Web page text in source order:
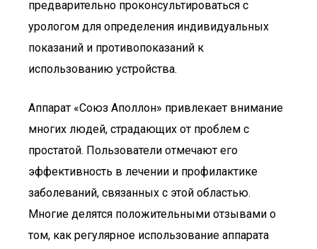
предварительно проконсультироваться с
урологом для определения индивидуальных
показаний и противопоказаний к
использованию устройства.
Аппарат «Союз Аполлон» привлекает внимание
многих людей, страдающих от проблем с
простатой. Пользователи отмечают его
эффективность в лечении и профилактике
заболеваний, связанных с этой областью.
Многие делятся положительными отзывами о
том, как регулярное использование аппарата